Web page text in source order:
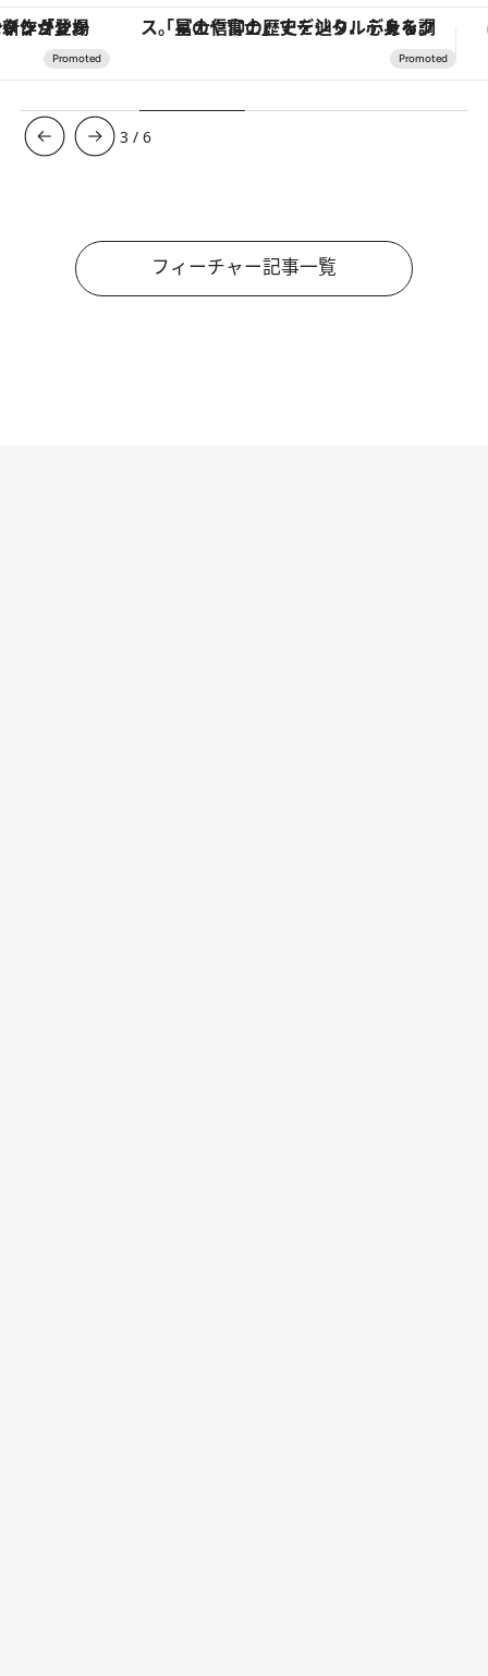
「星のや富士」でデジタルデトックス。冨士信仰の歴史を辿り、心身を調える。
3 /6
フィーチャー記事一覧